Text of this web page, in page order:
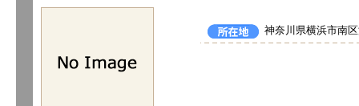
神奈川県横浜市南